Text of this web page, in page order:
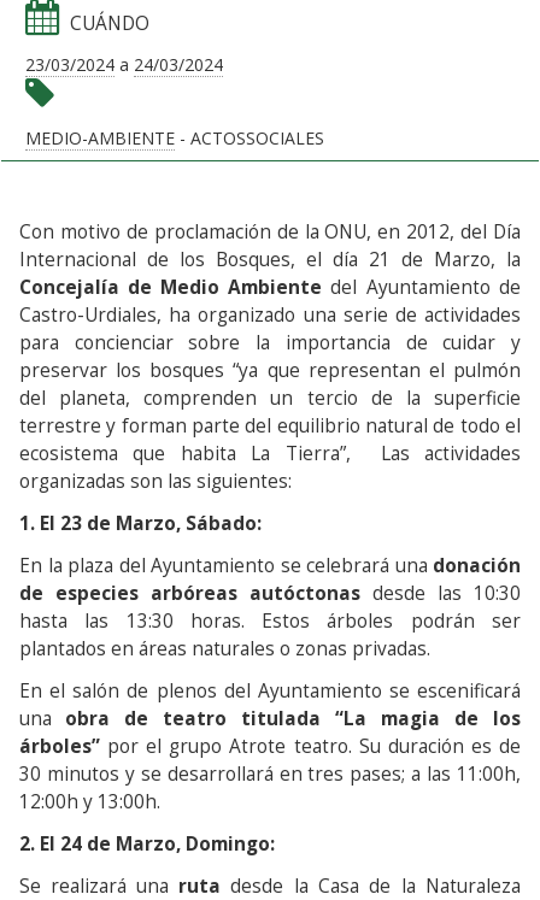
CUÁNDO
23/03/2024 a 24/03/2024
MEDIO-AMBIENTE - ACTOSSOCIALES
Con motivo de proclamación de la ONU, en 2012, del Día
Internacional de los Bosques, el día 21 de Marzo, la
Concejalía de Medio Ambiente del Ayuntamiento de
Castro-Urdiales, ha organizado una serie de actividades
para concienciar sobre la importancia de cuidar y
preservar los bosques “ya que representan el pulmón
del planeta, comprenden un tercio de la superficie
terrestre y forman parte del equilibrio natural de todo el
ecosistema que habita La Tierra”, Las actividades
organizadas son las siguientes:
1. El 23 de Marzo, Sábado:
En la plaza del Ayuntamiento se celebrará una donación
de especies arbóreas autóctonas desde las 10:30
hasta las 13:30 horas. Estos árboles podrán ser
plantados en áreas naturales o zonas privadas.
En el salón de plenos del Ayuntamiento se escenificará
una obra de teatro titulada “La magia de los
árboles” por el grupo Atrote teatro. Su duración es de
30 minutos y se desarrollará en tres pases; a las 11:00h,
12:00h y 13:00h.
2. El 24 de Marzo, Domingo:
Se realizará una ruta desde la Casa de la Naturaleza